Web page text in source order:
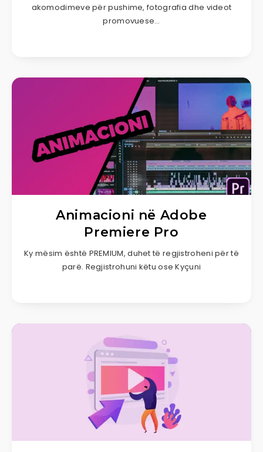
akomodimeve për pushime, fotografia dhe videot
promovuese…
Animacioni në Adobe
Premiere Pro
Ky mësim është PREMIUM, duhet të regjistroheni për të
parë. Regjistrohuni këtu ose Kyçuni